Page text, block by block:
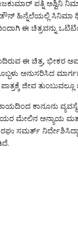
gr
a
e
n
g
er
l
ಪತ್ನಿ ಅಶ್ವಿನಿ
ಡೌನ್ ಹಿನ್ನೆಲೆಯಲ್ಲಿ ಸಿನಿಮಾ
ಈ ಚಿತ್ರವನ್ನು
ಈ ಚಿತ್ರ, ಭೀಕರ
ಅನುಸರಿಸಿದ
ಜೀವ
ಕಾನೂನು
ಮೇಲಿನ ಅನ್ಯಾಯ ಮತ್ತು
ರಘು ಸಮರ್ತ್